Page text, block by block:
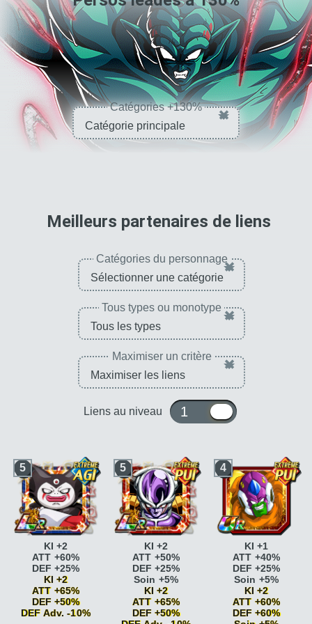
% pour le type E. PUI
Extrême
Catégories +130% ×
Meilleurs partenaires de liens
Catégories du personnage×
Tous types ou monotype ×
Maximiser un critère ×
Liens au niveau 1 ou 10
5
KI +2
ATT +60%
DEF +25%
KI +2
ATT +65%
DEF +50%
DEF Adv. -10%
5
KI +2
ATT +50%
DEF +25%
Soin +5%
KI +2
ATT +65%
DEF +50%
4
KI +1
ATT +40%
DEF +25%
Soin +5%
KI +2
ATT +60%
DEF +60%